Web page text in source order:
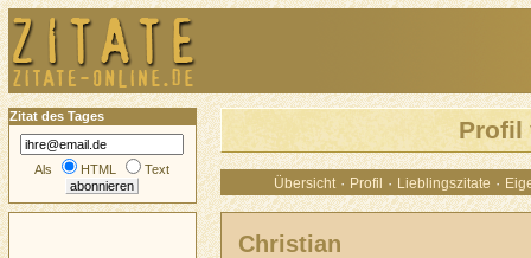
Profil
Übersicht · Profil · Lieblingszitate ·
Christian
Zitat des Tages
Als HTML Text